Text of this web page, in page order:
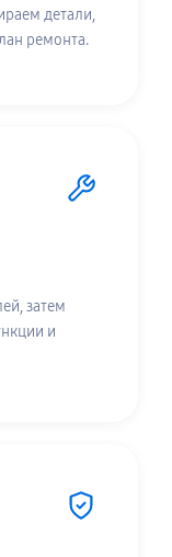
детали,
ремонта.
затем
и